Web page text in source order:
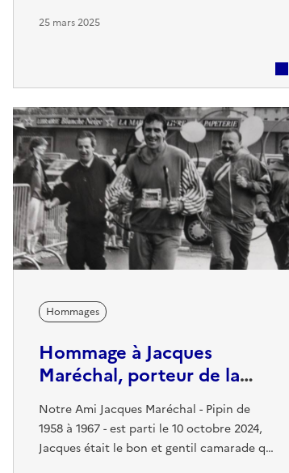
Puteaux, Jean Sarrus a été Pipin de 1956 à
surtout connu pour avoir été ...
25 mars 2025
Hommages
Hommage à Jacques
Maréchal, porteur de la
flamme olympique et force
de la nature
Notre Ami Jacques Maréchal - Pipin de
1958 à 1967 - est parti le 10 octobre 2024,
Jacques était le bon et gentil camarade qui